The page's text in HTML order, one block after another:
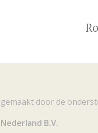
door de
B.V.